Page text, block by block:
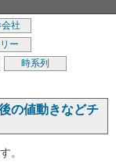
会社
ー
時系列
の値動きなどチ
。